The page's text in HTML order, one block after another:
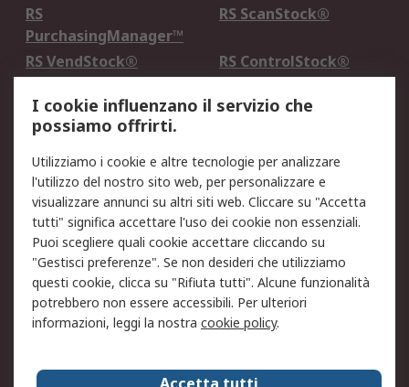
RS
PurchasingManager™
RS ScanStock®
RS VendStock®
RS ControlStock®
Legale
Informativa Cookie
Informativa Privacy -
Aggiornata
Email Security
Termini d'uso
Condizioni di vendita
Condizioni generali di
servizio
Etica e responsabilità
Chi Siamo
Chi Siamo
Contattaci
I cookie influenzano il servizio che
possiamo offrirti.
Utilizziamo i cookie e altre tecnologie per analizzare
l'utilizzo del nostro sito web, per personalizzare e
visualizzare annunci su altri siti web. Cliccare su "Accetta
tutti" significa accettare l'uso dei cookie non essenziali.
Puoi scegliere quali cookie accettare cliccando su
"Gestisci preferenze". Se non desideri che utilizziamo
questi cookie, clicca su "Rifiuta tutti". Alcune funzionalità
potrebbero non essere accessibili. Per ulteriori
informazioni, leggi la nostra cookie policy.